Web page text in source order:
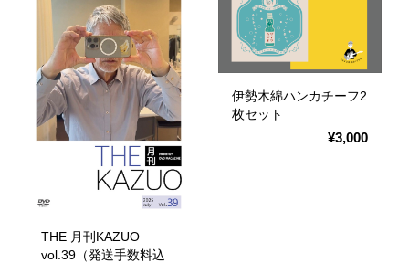
THE 月刊KAZUO
vol.39（発送手数料込
伊勢木綿ハンカチーフ2
枚セット
¥3,000